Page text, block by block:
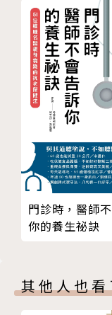
本書特色
★暢銷全球近
★骨外科專科醫
剖學之科學解析
★超過600張
★一目了然，
作者簡介 作者
骨外科醫學博
科醫學會、骨科
員。雷隆醫師自
攻骨外科、運動醫
第2章：臀大肌
第3章：臀中肌
第4章：闊筋膜張肌
第5a章：恥骨肌
第5b章：內收大肌
第6章：外旋肌群
第7章：股四頭肌
第8章：大腿後側
第二部——軀幹
第9章：腹部肌群
第10章：背部肌群
第11章：背闊肌
第三部——肩胛帶
門診時，醫師
你的養生祕訣
其他人也